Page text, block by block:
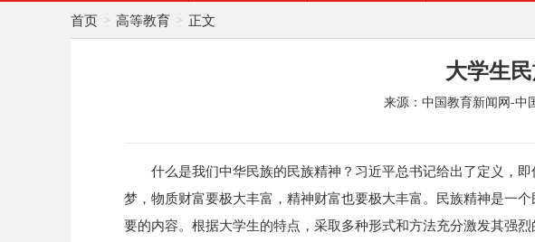
首页 > 高等教育 > 正文
大学生
来源：中国教育新闻网-中
什么是我们中华民族的民族精神？习近平总书记给出了定义，
梦，物质财富要极大丰富，精神财富也要极大丰富。民族精神是一
要的内容。根据大学生的特点，采取多种形式和方法充分激发其强